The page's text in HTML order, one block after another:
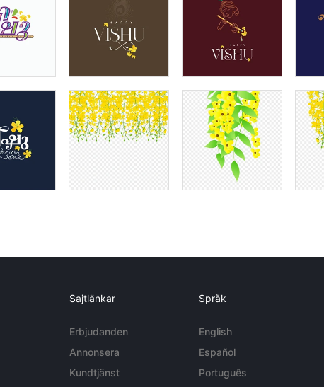
Sajtlänkar
Erbjudanden
Annonsera
Kundtjänst
Språk
English
Español
Português